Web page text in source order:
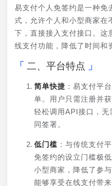
易支付个人免签约是一种免
式，允许个人和小型商家在
下，直接接入支付接口。这
线支付功能，降低了时间和
二、平台特点
简单快捷 ：易支付平
单。用户只需注册并
轻松调用API接口，无
同签署。
低门槛 ：与传统支付
免签约的设立门槛极
小型商家，降低了参
能够享受在线支付带来